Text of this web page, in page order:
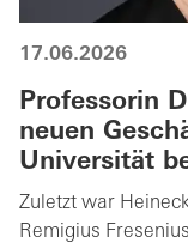
17.06.2026
Professorin
neuen
Universität
Zuletzt war
Remigius